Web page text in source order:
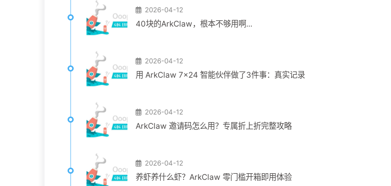
2026-04-12
40块的ArkClaw，根本不够用啊...
2026-04-12
用 ArkClaw 7×24 智能伙伴做了3件事：真实记录
2026-04-12
ArkClaw 邀请码怎么用？专属折上折完整攻略
2026-04-12
养虾养什么虾？ArkClaw 零门槛开箱即用体验